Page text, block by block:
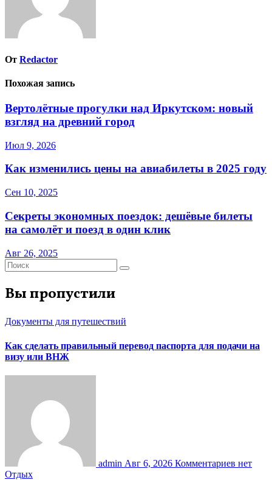
От Redactor
Похожая запись
Вертолётные прогулки над Иркутском: новый
взгляд на древний город
Июл 9, 2026
Как изменились цены на авиабилеты в 2025 году
Сен 10, 2025
Секреты экономных поездок: дешёвые билеты
на самолёт и поезд в один клик
Авг 26, 2025
Вы пропустили
Документы для путешествий
Как сделать правильный перевод паспорта для подачи на
визу или ВНЖ
admin Авг 6, 2026 Комментариев нет
Отдых